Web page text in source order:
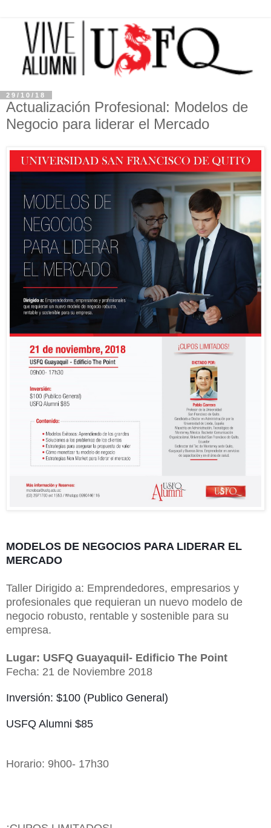
29/10/18
Actualización Profesional: Modelos de
Negocio para liderar el Mercado
MODELOS DE NEGOCIOS PARA LIDERAR EL
MERCADO
Taller Dirigido a: Emprendedores, empresarios y
profesionales que requieran un nuevo modelo de
negocio robusto, rentable y sostenible para su
empresa.
Lugar: USFQ Guayaquil- Edificio The Point
Fecha: 21 de Noviembre 2018
Inversión: $100 (Publico General)
USFQ Alumni $85
Horario: 9h00- 17h30